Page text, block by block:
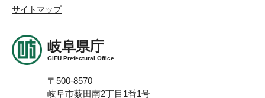
サイトマップ
岐阜県庁
GIFU Prefectural Office
〒500-8570
岐阜市薮田南2丁目1番1号